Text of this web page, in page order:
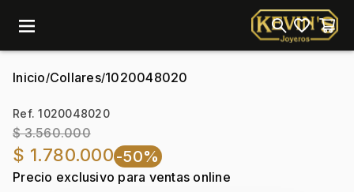
menu
Inicio/Collares/1020048020
Ref. 1020048020
$ 3.560.000
$ 1.780.000 -50%
Precio exclusivo para ventas online